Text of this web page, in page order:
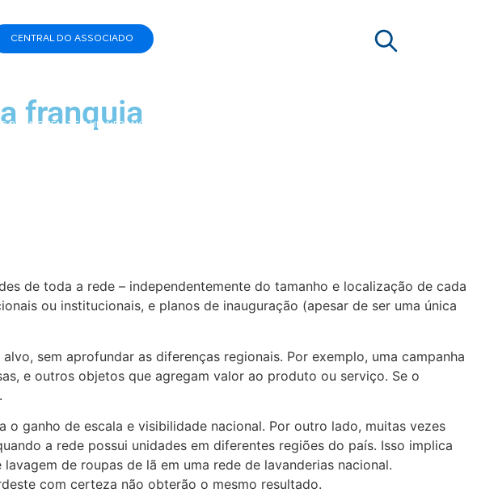
CENTRAL DO ASSOCIADO
PARA QUEM TEM UMA FRANQUIA
franquia
de toda a rede – independentemente do tamanho e localização de cada
ou institucionais, e planos de inauguração (apesar de ser uma única
sem aprofundar as diferenças regionais. Por exemplo, uma campanha
e outros objetos que agregam valor ao produto ou serviço. Se o
ganho de escala e visibilidade nacional. Por outro lado, muitas vezes
a rede possui unidades em diferentes regiões do país. Isso implica
de roupas de lã em uma rede de lavanderias nacional.
com certeza não obterão o mesmo resultado.